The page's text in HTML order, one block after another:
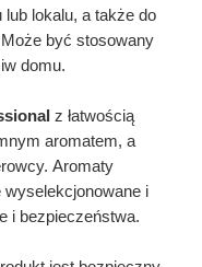
lokalu, a także do
być stosowany
domu.
z łatwością
aromatem, a
Aromaty
wyselekcjonowane i
i bezpieczeństwa.